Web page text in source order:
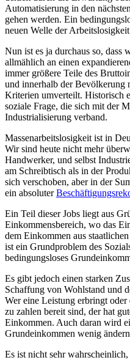
Automatisierung in den
gehen werden. Ein
neuen Welle der
Nun ist es ja durchaus so, dass
allmählich an einen
immer größere Teile des
und innerhalb der Bevölkerung
Kriterien umverteilt. Historisch
soziale Frage, die sich mit der
Industrialisierung verband.
Massenarbeitslosigkeit ist in
Wir sind heute nicht mehr
Handwerker, und selbst
am Schreibtisch als in der
sich verschoben, aber in der
ein absoluter
Ein Teil dieser Jobs liegt aus
Einkommensbereich, wo das
dem Einkommen aus
ist ein Grundproblem des
bedingungsloses
Es gibt jedoch einen starken
Schaffung von Wohlstand und
Wer eine Leistung erbringt
zu zahlen bereit sind, der hat
Einkommen. Auch daran wird
Grundeinkommen wenig
Es ist nicht sehr wahrscheinlich,